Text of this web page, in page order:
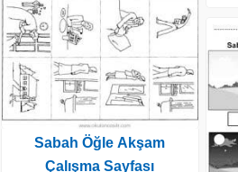
Sabah Öğle Akşam
Çalışma Sayfası